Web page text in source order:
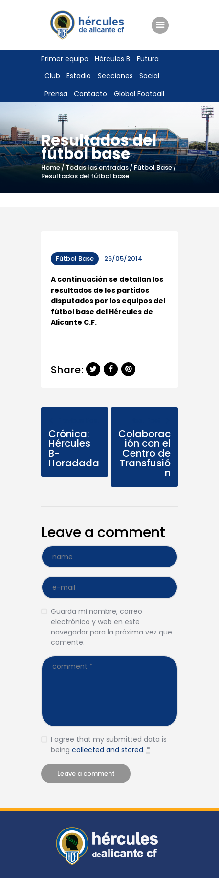
Primer equipo Hércules B
Futura
Club
Estadio Secciones
Social
Prensa
Contacto Global Football
Resultados del
fútbol base
Home Todas las entradas
Fútbol Base
Resultados del fútbol base
ENTRADAS
TIENDA
HÉRCULESCF100
Fútbol Base 26/05/2014
A continuación se detallan los
resultados de los partidos
disputados por los equipos del
fútbol base del Hércules de
Alicante C.F.
Share:
Crónica:
Hércules
B-
Horadada
Colaborac
ión con el
Centro de
Transfusió
n
Leave a comment
Guarda mi nombre, correo
electrónico y web en este
navegador para la próxima vez que
comente.
I agree that my submitted data is
being collected and stored.*